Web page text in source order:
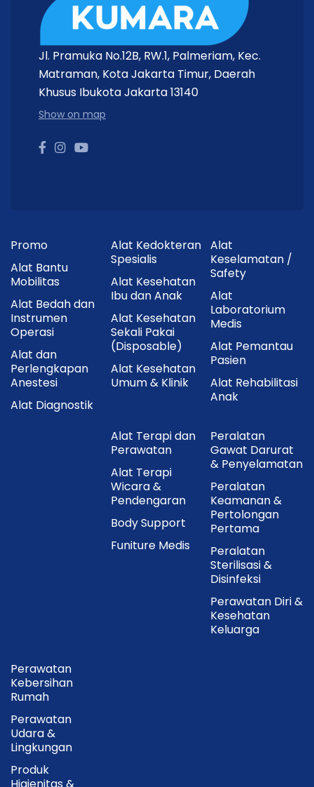
Jl. Pramuka No.12B, RW.1, Palmeriam, Kec.
Matraman, Kota Jakarta Timur, Daerah
Khusus Ibukota Jakarta 13140
Show on map
Promo
Alat Bantu
Mobilitas
Alat Bedah dan
Instrumen
Operasi
Alat dan
Perlengkapan
Anestesi
Alat Diagnostik
Alat Kedokteran
Spesialis
Alat Kesehatan
Ibu dan Anak
Alat Kesehatan
Sekali Pakai
(Disposable)
Alat Kesehatan
Umum & Klinik
Alat
Keselamatan /
Safety
Alat
Laboratorium
Medis
Alat Pemantau
Pasien
Alat Rehabilitasi
Anak
Alat Terapi dan
Perawatan
Alat Terapi
Wicara &
Pendengaran
Body Support
Funiture Medis
Peralatan
Gawat Darurat
& Penyelamatan
Peralatan
Keamanan &
Pertolongan
Pertama
Peralatan
Sterilisasi &
Disinfeksi
Perawatan Diri &
Kesehatan
Keluarga
Perawatan
Kebersihan
Rumah
Perawatan
Udara &
Lingkungan
Produk